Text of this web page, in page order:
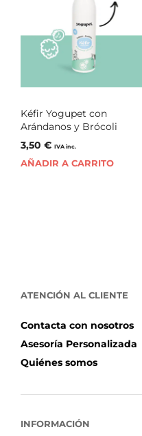
Kéfir Yogupet con
Arándanos y Brócoli
3,50 € IVA inc.
AÑADIR A CARRITO
ATENCIÓN AL CLIENTE
Contacta con nosotros
Asesoría Personalizada
Quiénes somos
INFORMACIÓN